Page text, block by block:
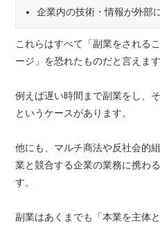
企業内の技術・情報が外部
これらはすべて「副業をされる
ージ」を恐れたものだと言えます
例えば遅い時間まで副業をし、
というケースがあります。
他にも、マルチ商法や反社会的
業と競合する企業の業務に携わ
す。
副業はあくまでも「本業を主体